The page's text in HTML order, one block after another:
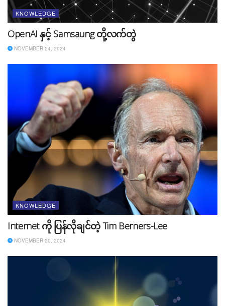
ဒီနာမည်ကတော့ လူတိုင်းမစိမ်းတဲ့နာမည်တစ်ခုဖြစ်ပြီး
iPhone, Samsaung တို့လို flagship phones တွေနှင့် တွဲ
ပြီး ကြောငြာတက်ပါတယ်။ သူ့မှာ Sim card တွေကို
ရောင်းချတဲ့အပြင် fiber internet ကိုလည်း ဝယ်ယူနိုင်ပါ
တယ်။ Rating တွေအရ 5 out of 5 ရရှိထားတဲ့ company
လည်းဖြစ်ပါတယ်။ Speed အနေနှင့် 10Mbps – 5000
Mbps အထိ အသုံးပြုနိုင်ပါတယ်။ ပြည်နယ် ၂၂ခုမှာ အသုံးပြု
နိုင်ပြီး package မျိုးစုံ၊ service မျိုးစုံကို ရွေးချယ်နိုင်ပါ
တယ်။ မြို့မကျတဲ့နေရာတွေမှာလည်း 5G service တွေကို
အသုံးပြုနိုင်ပါတယ်။ တစ်လစာ စျေးနှုန်းတွေကတော့ $55 –
$250 အထိရှိပါတယ်။
KNOWLEDGE
OpenAI နှင့် Samsaung တို့လက်တွဲ
NOVEMBER 24, 2024
KNOWLEDGE
Internet ကို ပြန်လိုချင်တဲ့ Tim Berners-Lee
NOVEMBER 20, 2024